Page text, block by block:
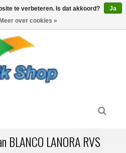
BLANCO LANORA RVS
te verbeteren. Is dat akkoord?
Ja
Meer over cookies »